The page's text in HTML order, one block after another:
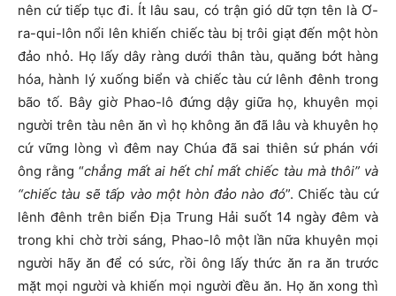
nên cứ tiếp tục đi. Ít lâu sau, có trận gió dữ tợn tên là Ơ-
ra-qui-lôn nổi lên khiến chiếc tàu bị trôi giạt đến một hòn
đảo nhỏ. Họ lấy dây ràng dưới thân tàu, quăng bớt hàng
hóa, hành lý xuống biển và chiếc tàu cứ lênh đênh trong
bão tố. Bây giờ Phao-lô đứng dậy giữa họ, khuyên mọi
người trên tàu nên ăn vì họ không ăn đã lâu và khuyên họ
cứ vững lòng vì đêm nay Chúa đã sai thiên sứ phán với
ông rằng “chẳng mất ai hết chỉ mất chiếc tàu mà thôi” và
“chiếc tàu sẽ tấp vào một hòn đảo nào đó”. Chiếc tàu cứ
lênh đênh trên biển Địa Trung Hải suốt 14 ngày đêm và
trong khi chờ trời sáng, Phao-lô một lần nữa khuyên mọi
người hãy ăn để có sức, rồi ông lấy thức ăn ra ăn trước
mặt mọi người và khiến mọi người đều ăn. Họ ăn xong thì